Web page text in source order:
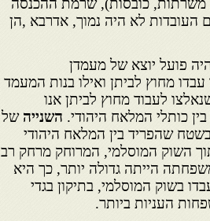
משרתות, כובסות), שרמת ההכנסה
העובדות לא היה נמוך, אדרבא ,הן
פועל יוצא של מעמדן
עבדו מחוץ לביתן ואילו בנות המעמד
לעבוד מחוץ לביתן אנו
כותלי המלאח היהודי. השנייה של
שהפריד בין המלאח היהודי
השוק המוסלמי, המרוחק מרחק רב
הייתה גדולה יותר, כך היא
בשוק המוסלמי, בתיקון בגדי
העניות ביותר.